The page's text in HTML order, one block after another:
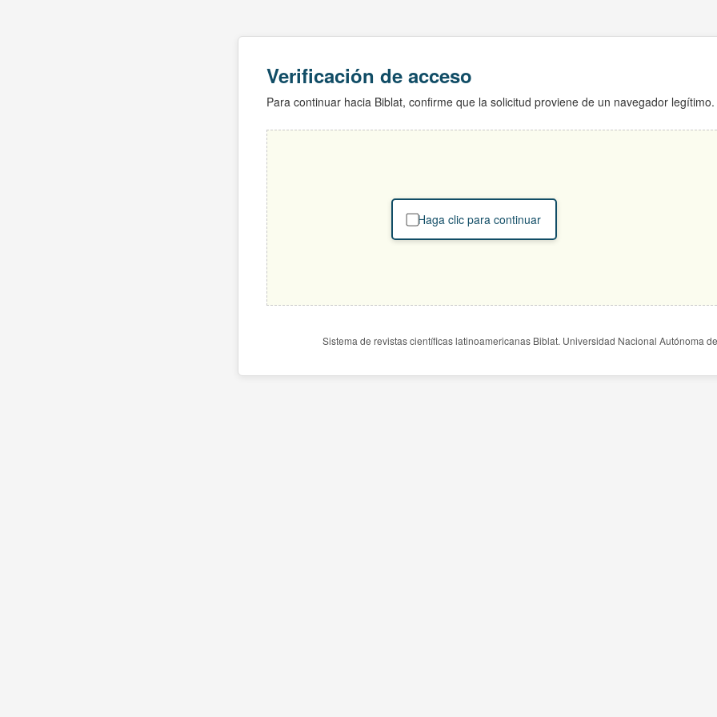
Verificación de acceso
Para continuar hacia Biblat, confirme que la solicitud proviene de un navegador legítimo.
Haga clic para continuar
Sistema de revistas científicas latinoamericanas Biblat. Universidad Nacional Autónoma